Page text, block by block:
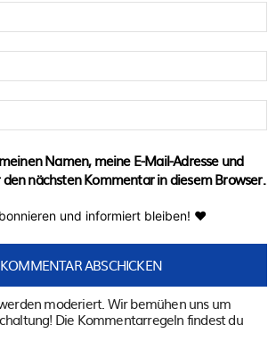
Namen, meine E-Mail-Adresse und
nächsten Kommentar in diesem Browser.
und informiert bleiben! ♥
moderiert. Wir bemühen uns um
Die Kommentarregeln findest du